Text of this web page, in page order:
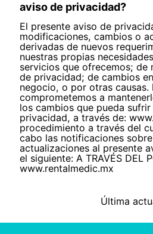
aviso de privacidad?
El presente aviso de
modificaciones, cambios o
derivadas de nuevos
nuestras propias
servicios que ofrecemos; de
de privacidad; de cambios
negocio, o por otras causas.
comprometemos a
los cambios que pueda
privacidad, a través de:
procedimiento a través del
cabo las notificaciones
actualizaciones al presente
el siguiente: A TRAVÉS DEL
www.rentalmedic.mx
Última